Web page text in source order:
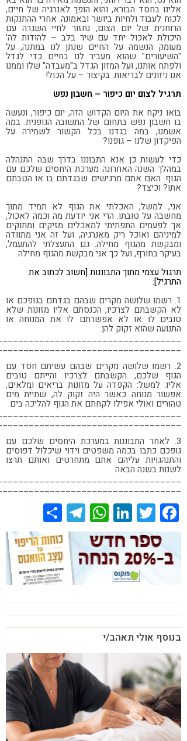
אלינו בחסד הבורא, והוא הופך לאנרגיה של חיים,
לכוח לעבוד ולחיות ביושר ובאמונה. אחרי ההתנקות
הרוחנית של יום הצום, נחזור לחיי השגרה עם
היכולת לאכול יחד עם שיר בלב – להודות לה'
מעומק הנשמה על החיים שנתן לנו במתנה, על
"השיעורים" שהוא מעביר לנו בחיים כדי לגדל
ולפתח אותנו, ועל המזון הגדל ב"מעבדה" שלו וממנו
אנו ניזונים לבריאות. בקיצור – על הכול!
תרגיל לצום יום כיפור – חשבון נפש
בואו ניקח את היום הקדוש הזה, יום כיפור, ונעשה
בו חשבון נפש בתחום של התשובה הגופנית. במה
אשמנו, במה בגדנו בכל הקשור לשמירה על
הפיקדון שלנו – גופנו?
כדי לעשות כן אנא התבוננו בדרך שבה התנהלה
במהלך השנה האחרונה מערכת היחסים שלכם עם
הגוף. האם אתם מרגישים שבגדתם בו או הטבתם
אתו? וכיצד?
אני, למשל, האכלתי את הגוף לא תמיד מתוך
מחשבה על טובתו. הרי אני יודעת מה וכמה לאכול,
אך לפעמים התפתיתי למאכלים מזיקים ומתוקים
למיניהם ואוכל ריק מאנרגיה, ועל זה אני מתוודה
ומבקשת מהגוף מחילה. גם התעצלתי להתעמל,
בעיקר בחורף, ועל כך אני מבקשת מהגוף מחילה.
תרגול עצמי מתוך התבוננות [חשוב לכתוב את
התרגיל]:
1. רשמו שלושה מקרים שבהם בגדתם בגופכם או
לא הקשבתם לצרכיו, הכנסתם אליו מזונות שלא
טובים לו או לא אפשרתם לו את המנוחה או
התנועה שהוא זקוק להן:
2. רשמו שלושה מקרים שבהם עשיתם חסד עם
הגוף שלכם, הקשבתם לצרכיו והייתם טובים
אליו. למשל: הקפדה על מזונות בריאים ומלאים,
אפשור מנוחה כאשר היה זקוק לה, שתיית מים
טהורים ואולי אפילו לקחתם את הגוף להליכה בים.
3. לאחר התבוננות במערכת היחסים שלכם עם
גופכם כתבו בכמה משפטים וידוי שיכלול דפוסים
והתנהגויות עליהם אתם מתחרטים ואותם תרצו
לשנות בשנה הבאה
Facebook
Twitter
LinkedIn
WhatsApp
Telegram
בנוסף אולי תאהב/י